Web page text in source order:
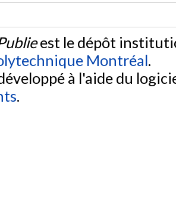
est le dépôt
Montréal.
à l'aide du
.